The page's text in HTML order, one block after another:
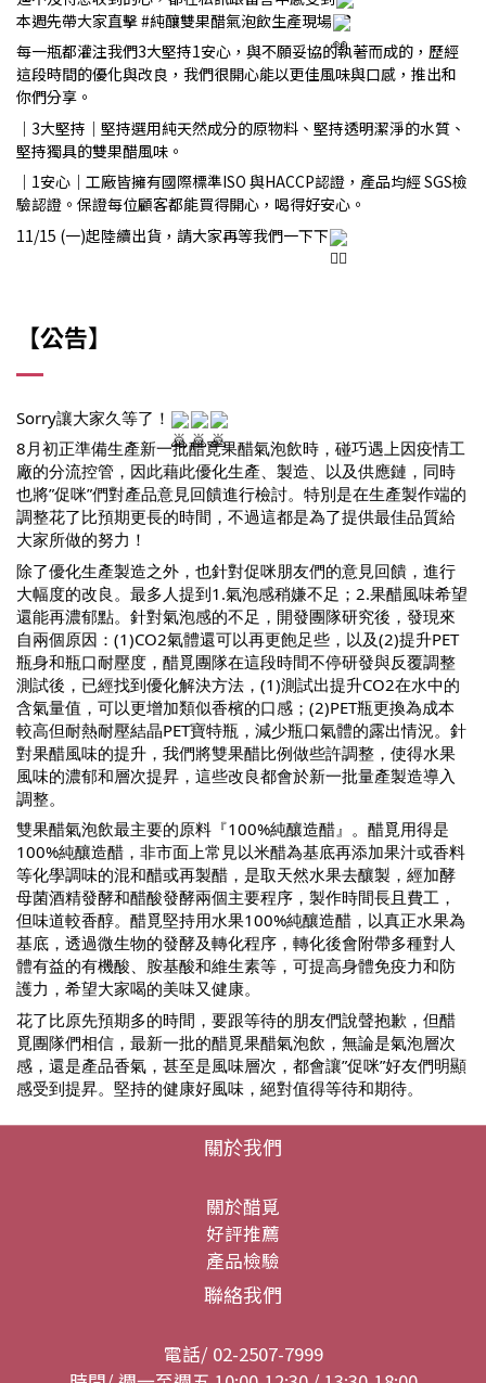
本週先帶大家直擊#純釀雙果醋氣泡飲生產現場
每一瓶都灌注我們3大堅持1安心，與不願妥協的執著而成的，歷經
這段時間的優化與改良，我們很開心能以更佳風味與口感，推出和
你們分享。
｜3大堅持｜ 堅持選用純天然成分的原物料、堅持透明潔淨的水質、
堅持獨具的雙果醋風味。
｜1安心｜ 工廠皆擁有國際標準ISO 與HACCP認證，產品均經 SGS檢
驗認證。保證每位顧客都能買得開心，喝得好安心。
11/15 (一)起陸續出貨，請大家再等我們一下下
【公告】
Sorry讓大家久等了！
8月初正準備生產新一批醋覓果醋氣泡飲時，碰巧遇上因疫情工
廠的分流控管，因此藉此優化生產、製造、以及供應鏈，同時
也將”促咪”們對產品意見回饋進行檢討。特別是在生產製作端的
調整花了比預期更長的時間，不過這都是為了提供最佳品質給
大家所做的努力！
除了優化生產製造之外，也針對促咪朋友們的意見回饋，進行
大幅度的改良。最多人提到1.氣泡感稍嫌不足；2.果醋風味希望
還能再濃郁點。 針對氣泡感的不足，開發團隊研究後，發現來
自兩個原因：(1)CO2氣體還可以再更飽足些，以及(2)提升PET
瓶身和瓶口耐壓度，醋覓團隊在這段時間不停研發與反覆調整
測試後，已經找到優化解決方法，(1)測試出提升CO2在水中的
含氣量值，可以更增加類似香檳的口感；(2)PET瓶更換為成本
較高但耐熱耐壓結晶PET寶特瓶，減少瓶口氣體的露出情況。 針
對果醋風味的提升，我們將雙果醋比例做些許調整，使得水果
風味的濃郁和層次提昇，這些改良都會於新一批量產製造導入
調整。
雙果醋氣泡飲最主要的原料『100%純釀造醋』。醋覓用得是
100%純釀造醋，非市面上常見以米醋為基底再添加果汁或香料
等化學調味的混和醋或再製醋，是取天然水果去釀製，經加酵
母菌酒精發酵和醋酸發酵兩個主要程序，製作時間長且費工，
但味道較香醇。醋覓堅持用水果100%純釀造醋，以真正水果為
基底，透過微生物的發酵及轉化程序，轉化後會附帶多種對人
體有益的有機酸、胺基酸和維生素等，可提高身體免疫力和防
護力，希望大家喝的美味又健康。
花了比原先預期多的時間，要跟等待的朋友們說聲抱歉，但醋
覓團隊們相信，最新一批的醋覓果醋氣泡飲，無論是氣泡層次
感，還是產品香氣，甚至是風味層次，都會讓”促咪”好友們明顯
感受到提昇。堅持的健康好風味，絕對值得等待和期待。
關於我們
關於醋覓
好評推薦
產品檢驗
聯絡我們
電話/ 02-2507-7999